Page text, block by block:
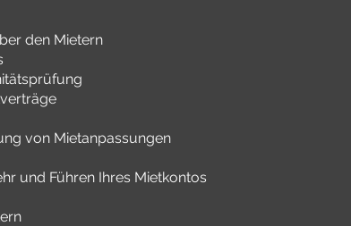
den Mietern
von Mietanpassungen
und Führen Ihres Mietkontos